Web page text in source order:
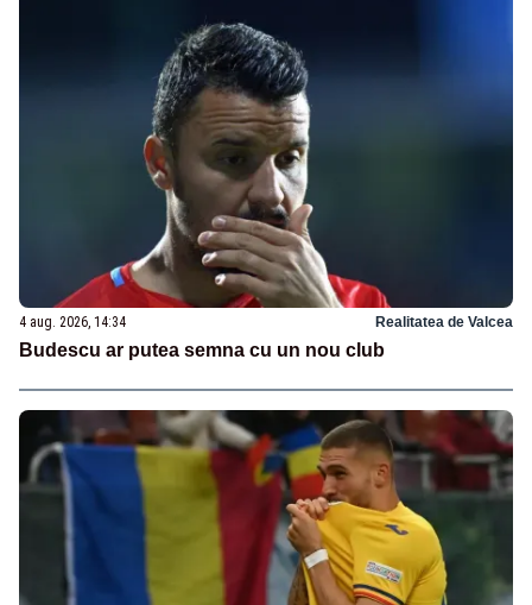
4 aug. 2026, 14:34 Realitatea de Valcea
Budescu ar putea semna cu un nou club